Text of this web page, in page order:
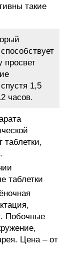
такие
просвет
1,5
часов.
таблетки,
таблетки
Побочные
Цена – от